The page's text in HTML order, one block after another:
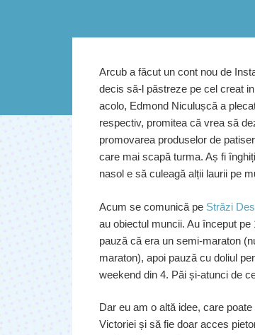
Arcub a făcut un cont nou de
decis să-l păstreze pe cel creat
acolo, Edmond Niculușcă a
respectiv, promitea că vrea să
promovarea produselor de
care mai scapă turma. Aș fi
nasol e să culeagă alții laurii pe
Acum se comunică pe Străzi
au obiectul muncii. Au început
pauză că era un semi-maraton
maraton), apoi pauză cu doliul
weekend din 4. Păi și-atunci de
Dar eu am o altă idee, care
Victoriei și să fie doar acces